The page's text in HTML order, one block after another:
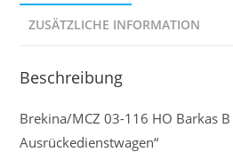
ZUSÄTZLICHE INFORMATION
Beschreibung
Brekina/MCZ 03-116 HO Barkas
Ausrückedienstwagen“